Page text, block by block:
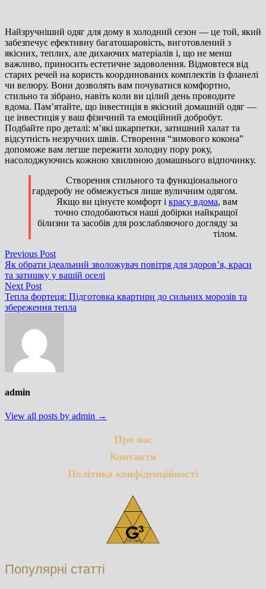
Найзручніший одяг для дому в холодний сезон — це той, який
забезпечує ефективну багатошаровість, виготовлений з
якісних, теплих, але дихаючих матеріалів і, що не менш
важливо, приносить естетичне задоволення. Відмовтеся від
старих речей на користь координованих комплектів із фланелі
чи велюру. Вони дозволять вам почуватися комфортно,
стильно та зібрано, навіть коли ви цілий день проводите
вдома. Пам’ятайте, що інвестиція в якісний домашній одяг —
це інвестиція у ваш фізичний та емоційний добробут.
Подбайте про деталі: м’які шкарпетки, затишний халат та
відсутність незручних швів. Створення “зимового кокона”
допоможе вам легше пережити холодну пору року,
насолоджуючись кожною хвилиною домашнього відпочинку.
Створення стильного та функціонального
гардеробу не обмежується лише вуличним одягом.
Якщо ви цінуєте комфорт і красу вдома, вам
точно сподобаються наші добірки найкращої
білизни та засобів для розслабляючого догляду за
тілом.
Навігація
записів
Previous PostPrevious
post:
Як обрати ідеальний зволожувач повітря для здоров’я, краси
та затишку у вашій оселі
Next PostNext
post:
Тепла фортеця: Підготовка квартири до сильних морозів та
збереження тепла
admin
View all posts by admin →
Про нас
Контакти
Політика конфіденційності
Популярні статті